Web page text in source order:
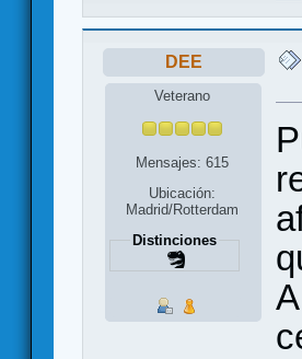
DEE
Veterano
Mensajes: 615
Ubicación:
Madrid/Rotterdam
Distinciones